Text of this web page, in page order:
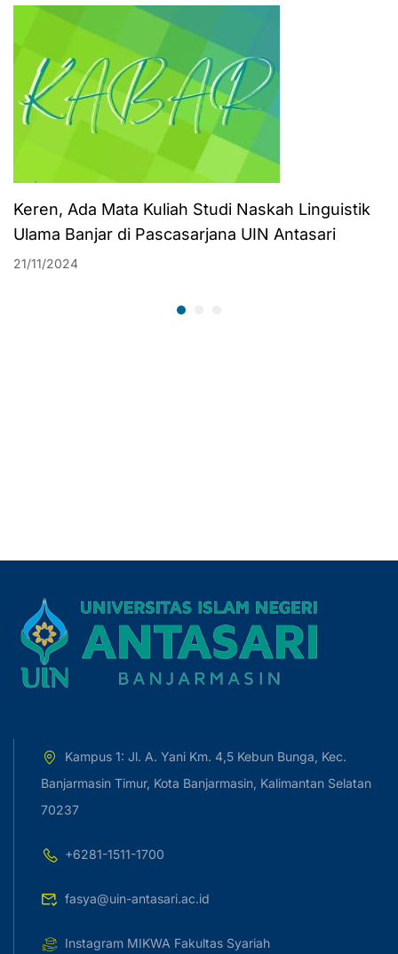
Maju
Keren, Ada Mata Kuliah Studi Naskah Linguistik
Ulama Banjar di Pascasarjana UIN Antasari
21/11/2024
Kampus 1: Jl. A. Yani Km. 4,5 Kebun Bunga, Kec.
Banjarmasin Timur, Kota Banjarmasin, Kalimantan Selatan
70237
+6281-1511-1700
fasya@uin-antasari.ac.id
Instagram MIKWA Fakultas Syariah